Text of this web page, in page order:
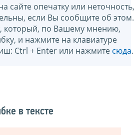
сайте опечатку или неточность,
если Вы сообщите об этом.
который, по Вашему мнению,
и нажмите на клавиатуре
Ctrl + Enter или нажмите сюда.
в тексте